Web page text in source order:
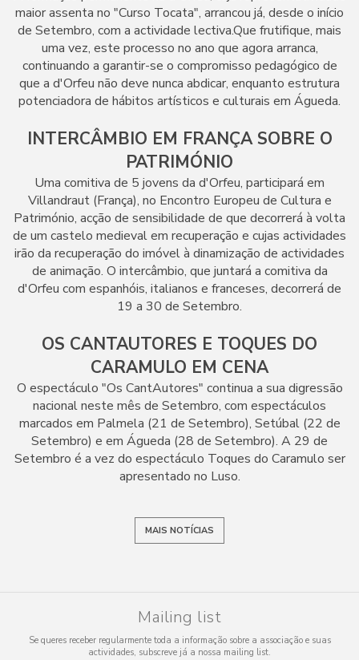
maior assenta no "Curso Tocata", arrancou já, desde o início
de Setembro, com a actividade lectiva.Que frutifique, mais
uma vez, este processo no ano que agora arranca,
continuando a garantir-se o compromisso pedagógico de
que a d'Orfeu não deve nunca abdicar, enquanto estrutura
potenciadora de hábitos artísticos e culturais em Águeda.
INTERCÂMBIO EM FRANÇA SOBRE O
PATRIMÓNIO
Uma comitiva de 5 jovens da d'Orfeu, participará em
Villandraut (França), no Encontro Europeu de Cultura e
Património, acção de sensibilidade de que decorrerá à volta
de um castelo medieval em recuperação e cujas actividades
irão da recuperação do imóvel à dinamização de actividades
de animação. O intercâmbio, que juntará a comitiva da
d'Orfeu com espanhóis, italianos e franceses, decorrerá de
19 a 30 de Setembro.
OS CANTAUTORES E TOQUES DO
CARAMULO EM CENA
O espectáculo "Os CantAutores" continua a sua digressão
nacional neste mês de Setembro, com espectáculos
marcados em Palmela (21 de Setembro), Setúbal (22 de
Setembro) e em Águeda (28 de Setembro). A 29 de
Setembro é a vez do espectáculo Toques do Caramulo ser
apresentado no Luso.
MAIS NOTÍCIAS
Mailing list
Se queres receber regularmente toda a informação sobre a associação e suas
actividades, subscreve já a nossa mailing list.